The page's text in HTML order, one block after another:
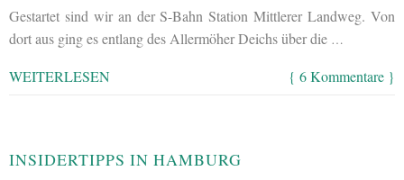
Gestartet sind wir an der S-Bahn Station Mittlerer Landweg. Von
dort aus ging es entlang des Allermöher Deichs über die …
WEITERLESEN { 6 Kommentare }
INSIDERTIPPS IN HAMBURG